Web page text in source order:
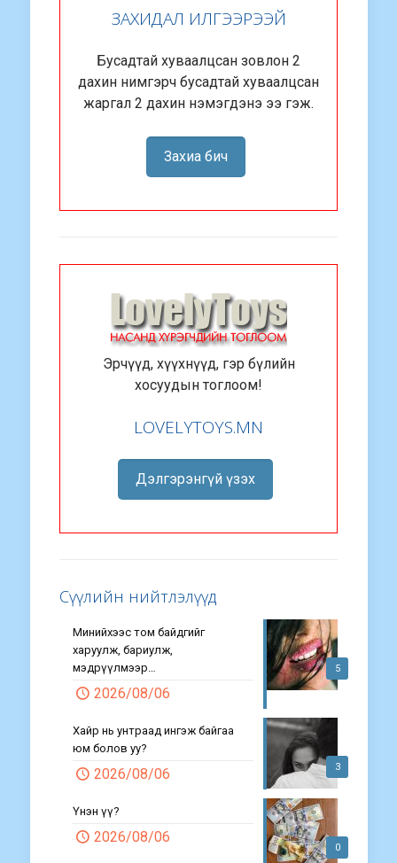
ЗАХИДАЛ ИЛГЭЭРЭЭЙ
Бусадтай хуваалцсан зовлон 2
дахин нимгэрч бусадтай хуваалцсан
жаргал 2 дахин нэмэгдэнэ ээ гэж.
Захиа бич
Эрчүүд, хүүхнүүд, гэр бүлийн
хосуудын тоглоом!
LOVELYTOYS.MN
Дэлгэрэнгүй үзэх
Сүүлийн нийтлэлүүд
5
Минийхээс том байдгийг
харуулж, бариулж,
мэдрүүлмээр…
2026/08/06
3
Хайр нь унтраад ингэж байгаа
юм болов уу?
2026/08/06
0
Үнэн үү?
2026/08/06